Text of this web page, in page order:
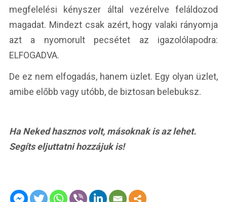
megfelelési kényszer által vezérelve feláldozod
magadat. Mindezt csak azért, hogy valaki rányomja
azt a nyomorult pecsétet az igazolólapodra:
ELFOGADVA.
De ez nem elfogadás, hanem üzlet. Egy olyan üzlet,
amibe előbb vagy utóbb, de biztosan belebuksz.
Ha Neked hasznos volt, másoknak is az lehet.
Segíts eljuttatni hozzájuk is!